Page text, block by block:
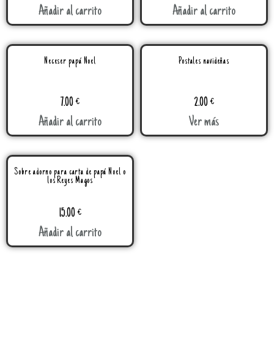
Añadir al carrito Añadir al carrito
Neceser papá Noel
7.00€
Añadir al carrito
Postales navideñas
2.00€
Ver más
Sobre adorno para carta de papá Noel o
los Reyes Magos
15.00€
Añadir al carrito